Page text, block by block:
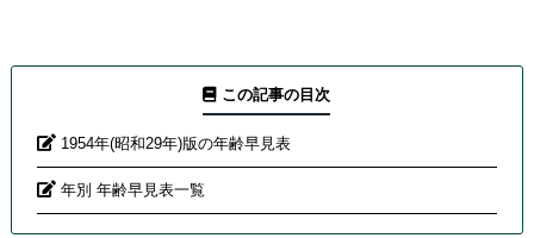
この記事の目次
1954年(昭和29年)版の年齢早見表
年別 年齢早見表一覧